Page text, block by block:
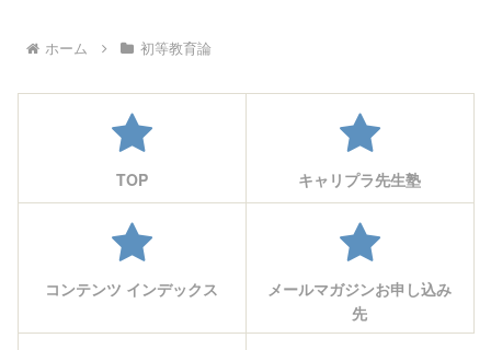
ホーム 初等教育論
TOP キャリプラ先生塾
コンテンツ インデックス
メールマガジンお申し込み
先